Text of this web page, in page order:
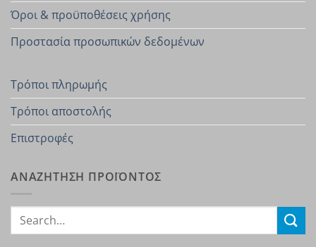
Όροι & προϋποθέσεις χρήσης
Προστασία προσωπικών δεδομένων
Τρόποι πληρωμής
Τρόποι αποστολής
Επιστροφές
ΑΝΑΖΗΤΗΣΗ ΠΡΟΪΟΝΤΟΣ
Search